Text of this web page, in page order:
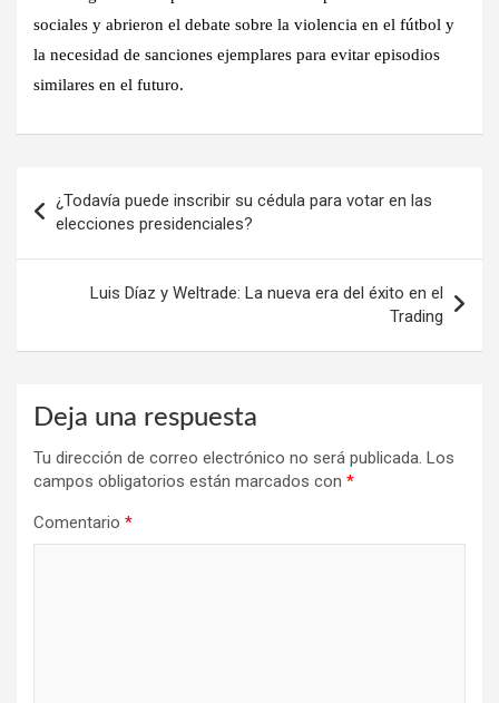
sociales y abrieron el debate sobre la violencia en el fútbol y
la necesidad de sanciones ejemplares para evitar episodios
similares en el futuro.
de
entradas
¿Todavía puede inscribir su cédula para votar en las
elecciones presidenciales?
Luis Díaz y Weltrade: La nueva era del éxito en el
Trading
Deja una respuesta
Tu dirección de correo electrónico no será publicada. Los
campos obligatorios están marcados con *
Comentario *